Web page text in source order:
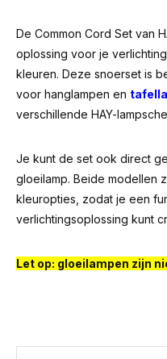
De Common Cord Set van
oplossing voor je
kleuren. Deze snoerset is
voor hanglampen en
verschillende HAY-
Je kunt de set ook direct
gloeilamp. Beide modellen
kleuropties, zodat je een
verlichtingsoplossing kunt
Let op: gloeilampen zijn